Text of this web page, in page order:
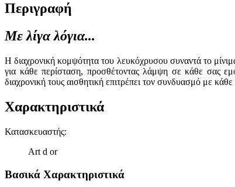
Περιγραφή
Με λίγα λόγια...
Η διαχρονική κομψότητα του λευκόχρυσου συναντά το
για κάθε περίσταση, προσθέτοντας λάμψη σε κάθε σας
διαχρονική τους αισθητική επιτρέπει τον συνδυασμό με
Χαρακτηριστικά
Κατασκευαστής:
Art d or
Βασικά Χαρακτηριστικά